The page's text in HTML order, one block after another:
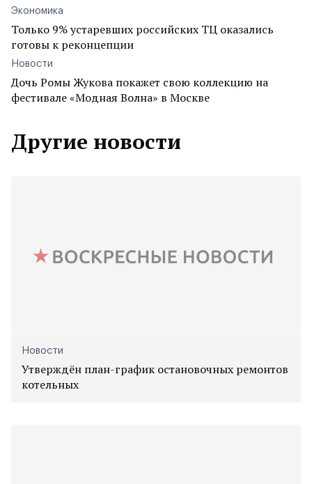
Экономика
Только 9% устаревших российских ТЦ оказались
готовы к реконцепции
Новости
Дочь Ромы Жукова покажет свою коллекцию на
фестивале «Модная Волна» в Москве
Другие новости
Новости
Утверждён план-график остановочных ремонтов
котельных